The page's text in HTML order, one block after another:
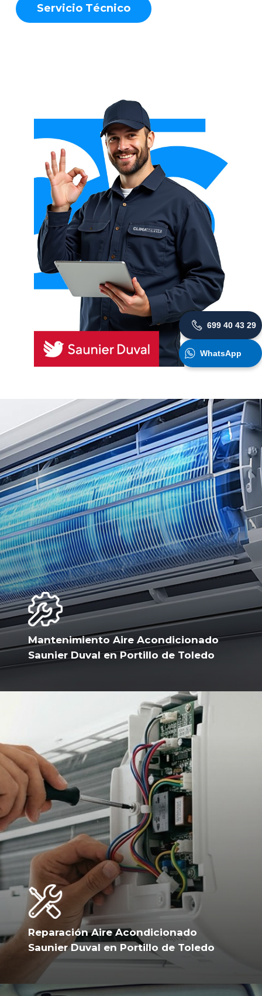
Servicio Técnico
Mantenimiento Aire Acondicionado
Saunier Duval en Portillo de Toledo
Reparación Aire Acondicionado
Saunier Duval en Portillo de Toledo
699 40 43 29
WhatsApp